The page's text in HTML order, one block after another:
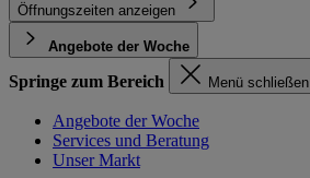
Öffnungszeiten anzeigen
Angebote der Woche
Springe zum Bereich Menü schließen
Angebote der Woche
Services und Beratung
Unser Markt